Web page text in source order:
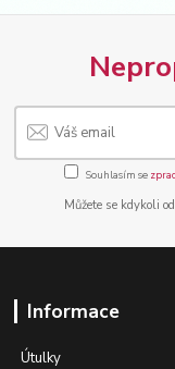
Souhlasím se
Můžete se kdykoli
Informace
Útulky